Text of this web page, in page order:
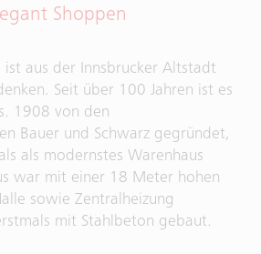
Shoppen
ist aus der Innsbrucker Altstadt
Seit über 100 Jahren ist es
1908 von den
Bauer und Schwarz gegründet,
als modernstes Warenhaus
war mit einer 18 Meter hohen
sowie Zentralheizung
mit Stahlbeton gebaut.